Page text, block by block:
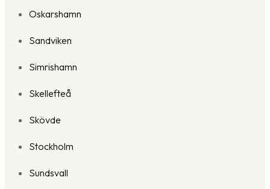
Oskarshamn
Sandviken
Simrishamn
Skellefteå
Skövde
Stockholm
Sundsvall